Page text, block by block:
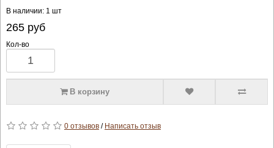
В наличии: 1 шт
265руб
Кол-во
В корзину
0 отзывов/ Написать отзыв